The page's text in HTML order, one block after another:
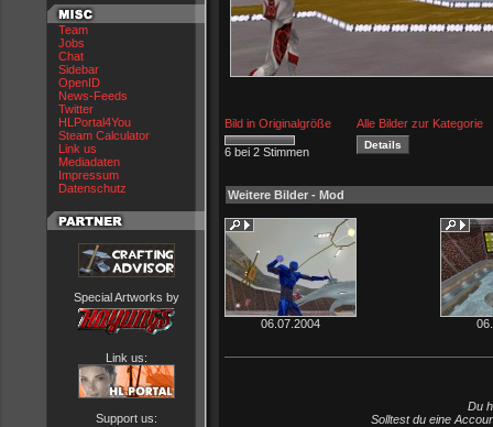
Team
Jobs
Chat
Sidebar
OpenID
News-Feeds
Twitter
HLPortal4You
Steam Calculator
Link us
Mediadaten
Impressum
Datenschutz
Special Artworks by
Link us:
Support us:
Bild in Originalgröße Alle Bilder zur Kategorie
6 bei 2 Stimmen
Weitere Bilder - Mod
06.07.2004
Du
Solltest du eine